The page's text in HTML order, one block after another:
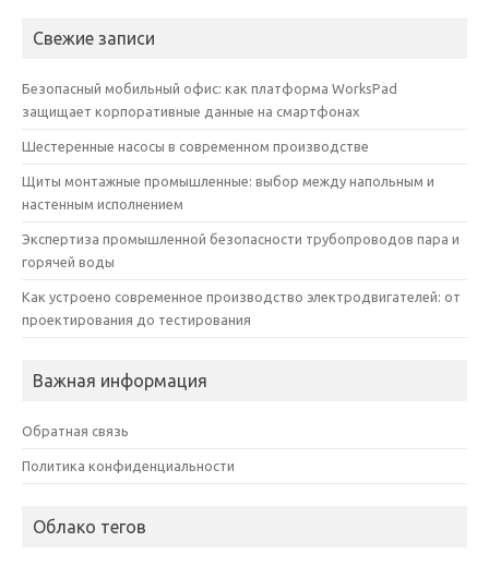
Свежие записи
Безопасный мобильный офис: как платформа WorksPad
защищает корпоративные данные на смартфонах
Шестеренные насосы в современном производстве
Щиты монтажные промышленные: выбор между напольным и
настенным исполнением
Экспертиза промышленной безопасности трубопроводов пара и
горячей воды
Как устроено современное производство электродвигателей: от
проектирования до тестирования
Важная информация
Обратная связь
Политика конфиденциальности
Облако тегов